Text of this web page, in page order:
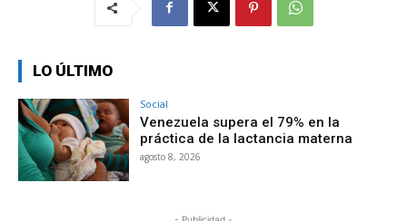
LO ÚLTIMO
Social
Venezuela supera el 79% en la
práctica de la lactancia materna
agosto 8, 2026